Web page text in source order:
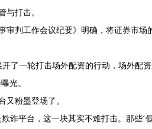
与打击。
审判工作会议纪要》明确，将证券市
了一轮打击场外配资的行动，场外配
光。
又粉墨登场了。
诈平台，这一块其实不难打击。那些‘